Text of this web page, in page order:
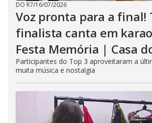
DO R7/16/07/2026
Voz pronta para a final!
finalista canta em
Festa Memória | Casa
Participantes do Top 3 aproveitaram a
muita música e nostalgia